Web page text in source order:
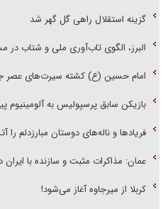
گزینه استقلال راهی گل گهر شد
البرز، الگوی تاب‌آوری ملی و شتاب در
امام حسین (ع) کشته سیرت‌های عصر
بازیکن سابق پرسپولیس به آلومینیوم
فریاد‌ها و ناله‌های دوستان مبارزدلم
عمان: مذاکرات مثبت و سازنده با ایران
کربلا از میرجاوه آغاز می‌شود!